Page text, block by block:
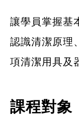
讓學員掌握基
認識清潔原理
項清潔用具及
課程對象